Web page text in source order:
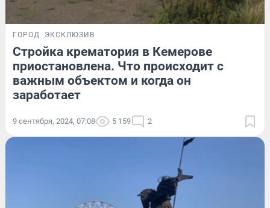
ГОРОД ЭКСКЛЮЗИВ
Стройка крематория в Кемерове
приостановлена. Что происходит с
важным объектом и когда он
заработает
9 сентября, 2024, 07:08 5 159 2